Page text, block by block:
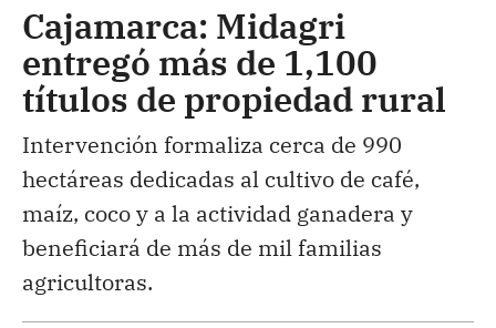
Cajamarca: Midagri
entregó más de 1,100
títulos de propiedad rural
Intervención formaliza cerca de 990
hectáreas dedicadas al cultivo de café,
maíz, coco y a la actividad ganadera y
beneficiará de más de mil familias
agricultoras.